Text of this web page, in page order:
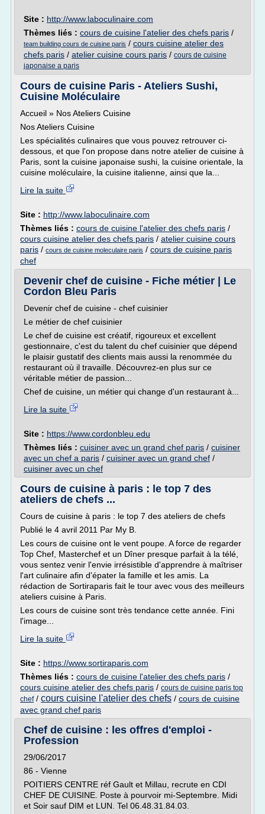
Site : http://www.laboculinaire.com
Thèmes liés : cours de cuisine l'atelier des chefs paris /
team building cours de cuisine paris / cours cuisine atelier des
chefs paris / atelier cuisine cours paris / cours de cuisine
japonaise a paris
Cours de cuisine Paris - Ateliers Sushi,
Cuisine Moléculaire
Accueil » Nos Ateliers Cuisine
Nos Ateliers Cuisine
Les spécialités culinaires que vous pouvez retrouver ci-
dessous, et que l'on propose dans notre atelier de cuisine à
Paris, sont la cuisine japonaise sushi, la cuisine orientale, la
cuisine moléculaire, la cuisine italienne, ainsi que la...
Lire la suite
Site : http://www.laboculinaire.com
Thèmes liés : cours de cuisine l'atelier des chefs paris /
cours cuisine atelier des chefs paris / atelier cuisine cours
paris / cours de cuisine moleculaire paris / cours de cuisine paris
chef
Devenir chef de cuisine - Fiche métier | Le
Cordon Bleu Paris
Devenir chef de cuisine - chef cuisinier
Le métier de chef cuisinier
Le chef de cuisine est créatif, rigoureux et excellent
gestionnaire, c'est du talent du chef cuisinier que dépend
le plaisir gustatif des clients mais aussi la renommée du
restaurant où il travaille. Découvrez-en plus sur ce
véritable métier de passion...
Chef de cuisine, un métier qui change d'un restaurant à...
Lire la suite
Site : https://www.cordonbleu.edu
Thèmes liés : cuisiner avec un grand chef paris / cuisiner
avec un chef a paris / cuisiner avec un grand chef /
cuisiner avec un chef
Cours de cuisine à paris : le top 7 des
ateliers de chefs ...
Cours de cuisine à paris : le top 7 des ateliers de chefs
Publié le 4 avril 2011 Par My B.
Les cours de cuisine ont le vent poupe. A force de regarder
Top Chef, Masterchef et un Dîner presque parfait à la télé,
vous sentez venir l'envie irrésistible d'apprendre à maîtriser
l'art culinaire afin d'épater la famille et les amis. La
rédaction de Sortiraparis fait le tour avec vous des meilleurs
ateliers cuisine à Paris.
Les cours de cuisine sont très tendance cette année. Fini
l'image...
Lire la suite
Site : https://www.sortiraparis.com
Thèmes liés : cours de cuisine l'atelier des chefs paris /
cours cuisine atelier des chefs paris / cours de cuisine paris top
chef/ cours cuisine l'atelier des chefs / cours de cuisine
avec grand chef paris
Chef de cuisine : les offres d'emploi -
Profession
29/06/2017
86 - Vienne
POITIERS CENTRE réf Gault et Millau, recrute en CDI
CHEF DE CUISINE. Poste à pourvoir mi-Septembre. Midi
et Soir sauf DIM et LUN. Tel 06.48.31.84.03.